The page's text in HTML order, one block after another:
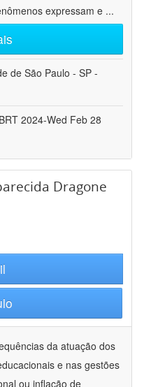
expressam e ...
de São Paulo - SP -
2024-Wed Feb 28
Dragone
da atuação dos
e nas gestões
ou inflação de